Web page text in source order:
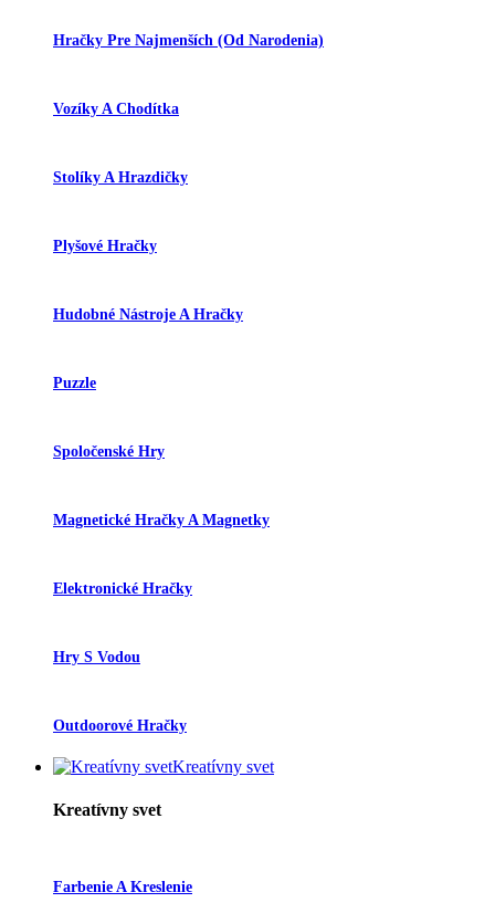
Hračky Pre Najmenších (od Narodenia)
Vozíky A Chodítka
Stolíky A Hrazdičky
Plyšové Hračky
Hudobné Nástroje A Hračky
Puzzle
Spoločenské Hry
Magnetické Hračky A Magnetky
Elektronické Hračky
Hry S Vodou
Outdoorové Hračky
Kreatívny svet
Kreatívny svet
Farbenie A Kreslenie